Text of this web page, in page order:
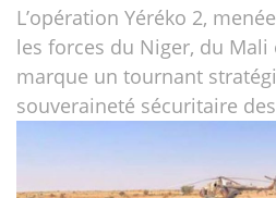
L’opération Yéréko 2,
les forces du Niger, du Mali
marque un tournant
souveraineté sécuritaire